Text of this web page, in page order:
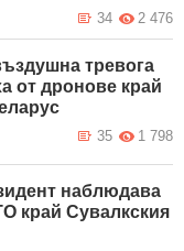
2 476
34
тревога
от дронове край
1 798
35
наблюдава
край Сувалкския